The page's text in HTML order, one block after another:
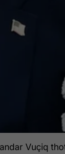
Vuçiq